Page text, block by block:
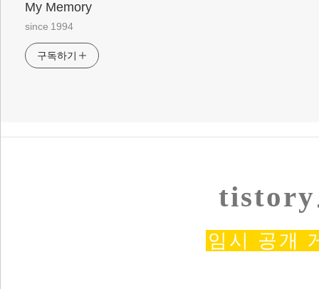
My Memory
since 1994
구독하기
tistory
임시 공개